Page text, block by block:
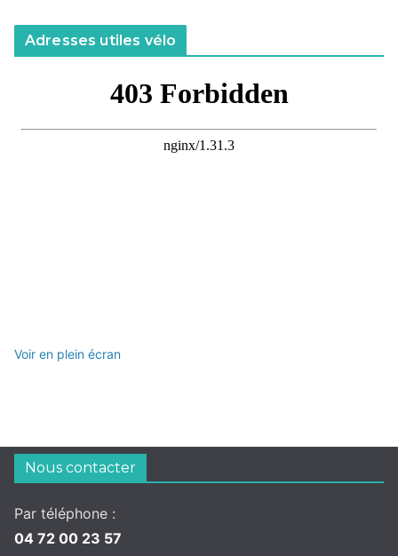
Adresses utiles vélo
Voir en plein écran
Nous contacter
Par téléphone :
04 72 00 23 57